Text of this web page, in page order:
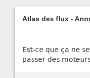
Atlas des flux -
Est-ce que ça ne
passer des